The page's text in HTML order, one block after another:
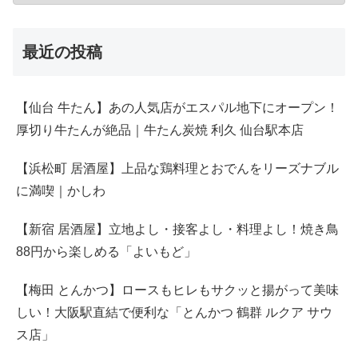
最近の投稿
【仙台 牛たん】あの人気店がエスパル地下にオープン！
厚切り牛たんが絶品｜牛たん炭焼 利久 仙台駅本店
【浜松町 居酒屋】上品な鶏料理とおでんをリーズナブル
に満喫｜かしわ
【新宿 居酒屋】立地よし・接客よし・料理よし！焼き鳥
88円から楽しめる「よいもど」
【梅田 とんかつ】ロースもヒレもサクッと揚がって美味
しい！大阪駅直結で便利な「とんかつ 鶴群 ルクア サウ
ス店」